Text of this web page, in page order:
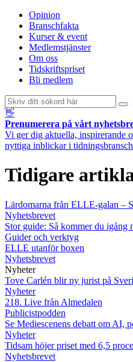
Opinion
Branschfakta
Kurser & event
Medlemstjänster
Om oss
Tidskriftspriset
Bli medlem
👋
Prenumerera på vårt
Vi ger dig aktuella, inspirerande
nyttiga inblickar i
Tidigare
Lärdomarna från ELLE-galan –
Nyhetsbrevet
Stor guide: Så kommer du igång
Guider och verktyg
ELLE utanför boxen
Nyhetsbrevet
Nyheter
Tove Carlén blir ny jurist på
Nyheter
218. Live från Almedalen
Publicistpodden
Se Mediescenens debatt om AI,
Nyheter
Tidsam höjer priset med 6,5
Nyhetsbrevet